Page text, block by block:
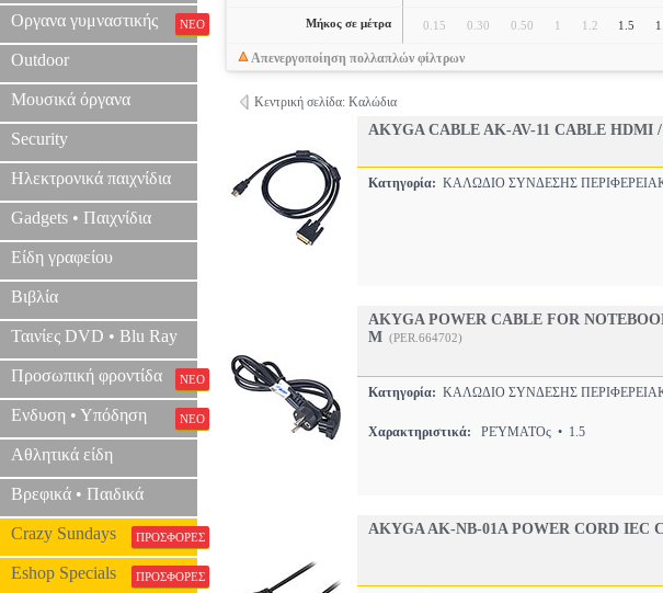
Οργανα γυμναστικής ΝΕΟ
Outdoor
Μουσικά όργανα
Security
Ηλεκτρονικά παιχνίδια
Gadgets • Παιχνίδια
Είδη γραφείου
Βιβλία
Ταινίες DVD • Blu Ray
Προσωπική φροντίδα ΝΕΟ
Ενδυση • Υπόδηση ΝΕΟ
Αθλητικά είδη
Βρεφικά • Παιδικά
Crazy Sundays ΠΡΟΣΦΟΡΕΣ
Eshop Specials ΠΡΟΣΦΟΡΕΣ
Μήκος σε μέτρα 0.15 0.30 0.50 1 1.2 1.5
Απενεργοποίηση πολλαπλών φίλτρων
Κεντρική σελίδα: Καλώδια
AKYGA CABLE AK-AV-11 CABLE HDMI
Κατηγορία: ΚΑΛΩΔΙΟ ΣΥΝΔΕΣΗΣ
AKYGA POWER CABLE FOR
M (PER.664702)
Κατηγορία: ΚΑΛΩΔΙΟ ΣΥΝΔΕΣΗΣ
Χαρακτηριστικά: ΡΕΎΜΑΤΟς • 1.5
AKYGA AK-NB-01A POWER CORD IEC